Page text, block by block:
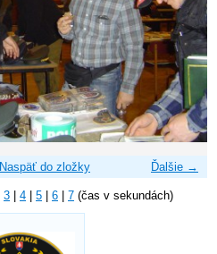
Ďalšie →
Naspäť do zložky
3 4 5 6 7 (čas v sekundách)